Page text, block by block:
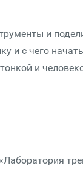
и
и с чего
и